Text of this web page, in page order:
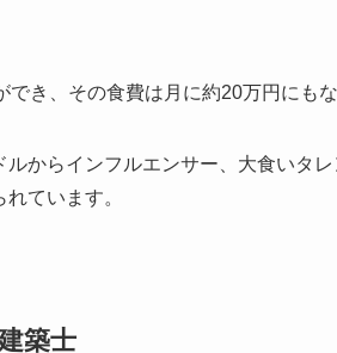
き、その食費は月に約20万円にもな
からインフルエンサー、大食いタ
ています。
築士